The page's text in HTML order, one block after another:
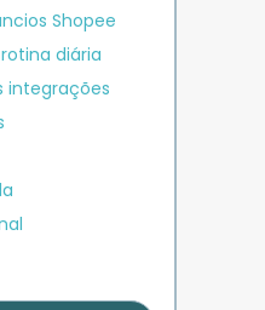
Shopee
diária
integrações